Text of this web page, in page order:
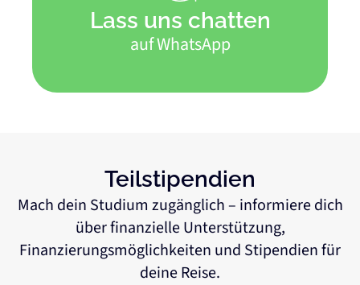
Lass uns chatten
auf WhatsApp
Teilstipendien
Mach dein Studium zugänglich – informiere dich
über finanzielle Unterstützung,
Finanzierungsmöglichkeiten und Stipendien für
deine Reise.